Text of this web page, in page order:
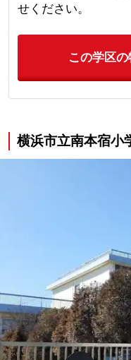
せください。
この学区
横浜市立南本宿小